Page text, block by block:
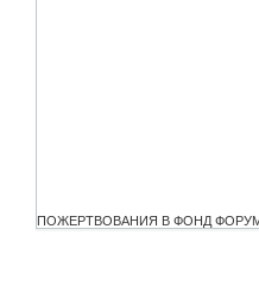
ПОЖЕРТВОВАНИЯ В ФОНД